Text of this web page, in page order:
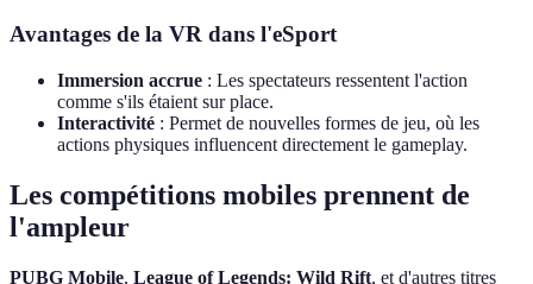
Avantages de la VR dans l'eSport
Immersion accrue : Les spectateurs ressentent l'action
comme s'ils étaient sur place.
Interactivité : Permet de nouvelles formes de jeu, où les
actions physiques influencent directement le gameplay.
Les compétitions mobiles prennent de
l'ampleur
PUBG Mobile, League of Legends: Wild Rift, et d'autres titres